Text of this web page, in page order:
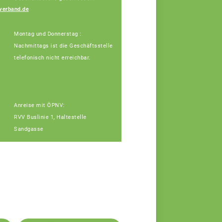
Montag und Donnerstag :
Nachmittags ist die Geschäftsstelle
telefonisch nicht erreichbar.
Anreise mit ÖPNV:
RVV Buslinie 1, Haltestelle
Sandgasse